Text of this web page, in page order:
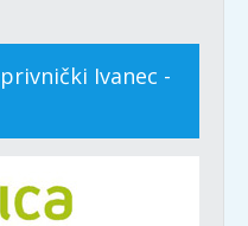
Ivanec -